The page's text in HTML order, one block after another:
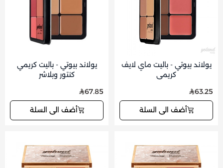
يولاند بيوتي - باليت ماي لايف
كريمي
63.25
أضف الى السلة
يولاند بيوتي - باليت كريمي
كنتور وبلاشر
67.85
أضف الى السلة